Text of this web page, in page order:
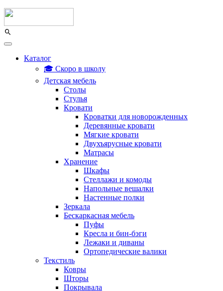
Каталог
🎓 Скоро в школу
Детская мебель
Столы
Стулья
Кровати
Кроватки для новорожденных
Деревянные кровати
Мягкие кровати
Двухъярусные кровати
Матрасы
Хранение
Шкафы
Стеллажи и комоды
Напольные вешалки
Настенные полки
Зеркала
Бескаркасная мебель
Пуфы
Кресла и бин-бэги
Лежаки и диваны
Ортопедические валики
Текстиль
Ковры
Шторы
Покрывала